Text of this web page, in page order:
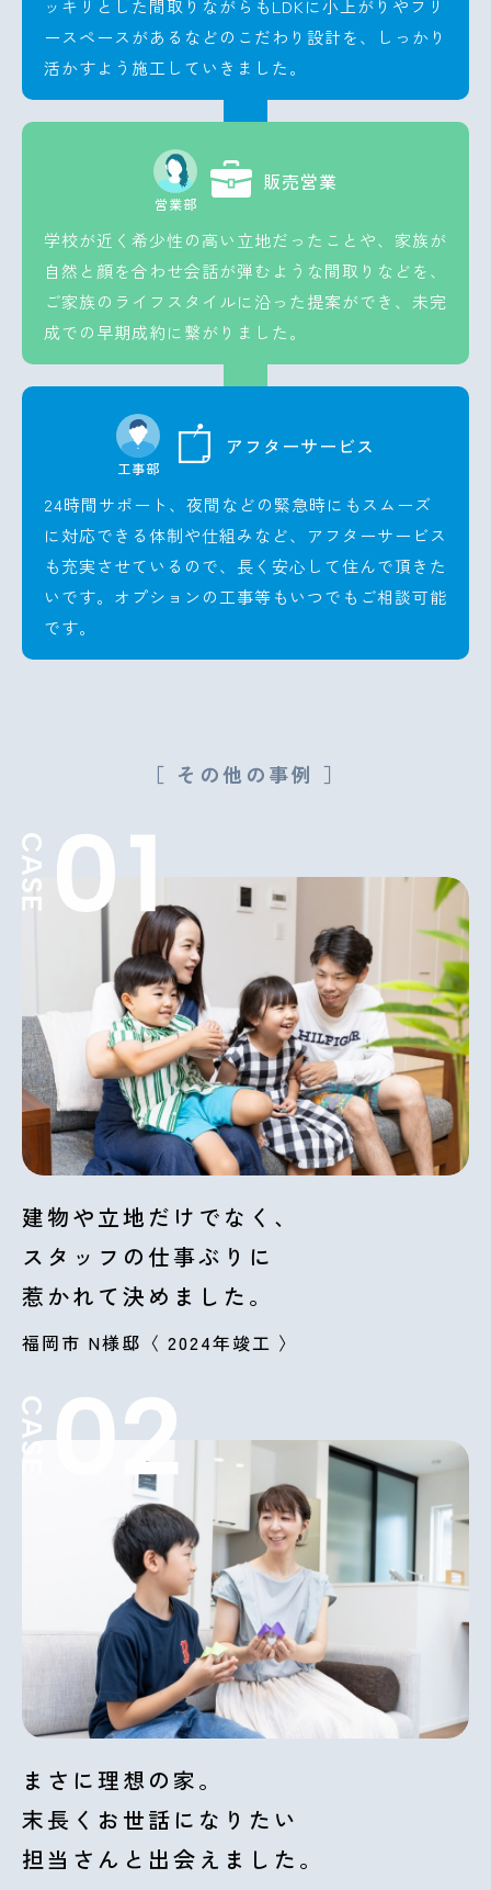
ッキリとした間取りながらもLDKに小上がりやフリ
ースペースがあるなどのこだわり設計を、しっかり
活かすよう施工していきました。
販売営業
営業部
学校が近く希少性の高い立地だったことや、家族が
自然と顔を合わせ会話が弾むような間取りなどを、
ご家族のライフスタイルに沿った提案ができ、未完
成での早期成約に繋がりました。
アフターサービス
工事部
24時間サポート、夜間などの緊急時にもスムーズ
に対応できる体制や仕組みなど、アフターサービス
も充実させているので、長く安心して住んで頂きた
いです。オプションの工事等もいつでもご相談可能
です。
［ その他の事例 ］
建物や立地だけでなく、
スタッフの仕事ぶりに
惹かれて決めました。
福岡市 N様邸〈 2024年竣工 〉
まさに理想の家。
末長くお世話になりたい
担当さんと出会えました。